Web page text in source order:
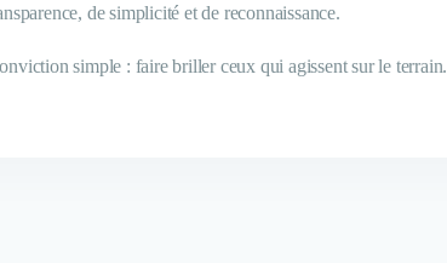
de simplicité et de reconnaissance.
simple : faire briller ceux qui agissent sur le terrain.